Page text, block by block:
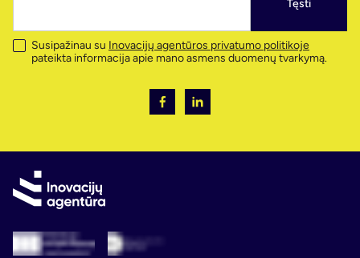
Tęsti
Susipažinau su Inovacijų agentūros privatumo politikoje
pateikta informacija apie mano asmens duomenų tvarkymą.